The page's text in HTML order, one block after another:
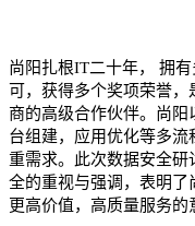
尚阳扎根IT二十年， 拥
可，获得多个奖项荣誉
商的高级合作伙伴。尚
台组建，应用优化等多
重需求。此次数据安全研
全的重视与强调，表明
更高价值，高质量服务的